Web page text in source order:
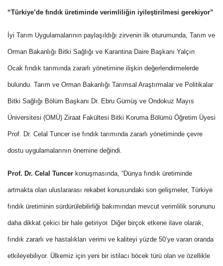
“Türkiye’de fındık üretiminde verimliliğin iyileştirilmesi gerekiyor”
İyi Tarım Uygulamalarının paylaşıldığı zirvenin ilk oturumunda, Tarım ve
Orman Bakanlığı Bitki Sağlığı ve Karantina Daire Başkanı Yalçın
Ocak fındık tarımında zararlı yönetimine ilişkin değerlendirmelerde
bulundu. Tarım ve Orman Bakanlığı Tarımsal Araştırmalar ve Politikalar
Bitki Sağlığı Bölüm Başkanı Dr. Ebru Gümüş ve Ondokuz Mayıs
Üniversitesi (OMÜ) Ziraat Fakültesi Bitki Koruma Bölümü Öğretim Üyesi
Prof. Dr. Celal Tuncer ise fındık tarımında zararlı yönetiminde çevre
dostu uygulamalarının önemine değindi.
Prof. Dr. Celal Tuncer konuşmasında, “Dünya fındık üretiminde
artmakta olan uluslararası rekabet konusundaki son gelişmeler, Türkiye
fındık üretiminin sürdürülebilirliği bakımından mevcut verimlilik sorununu
daha dikkat çekici bir hale getiriyor. Diğer birçok etkene ilave olarak,
fındık zararlı ve hastalıkları verimi ve kaliteyi yüzde 50’ye varan oranda
etkileyebiliyor. Ülkemiz için yeni bir istilacı böcek türü olan ve özellikle